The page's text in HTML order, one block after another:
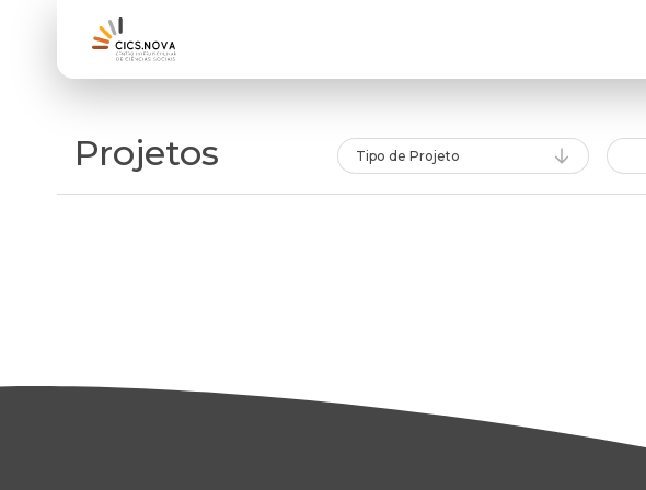
Projetos Tipo de Projeto